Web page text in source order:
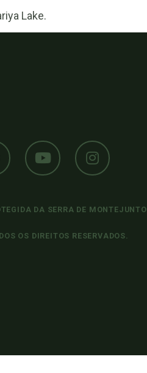
Lake.
DA SERRA DE MONTEJUNTO
OS DIREITOS RESERVADOS.